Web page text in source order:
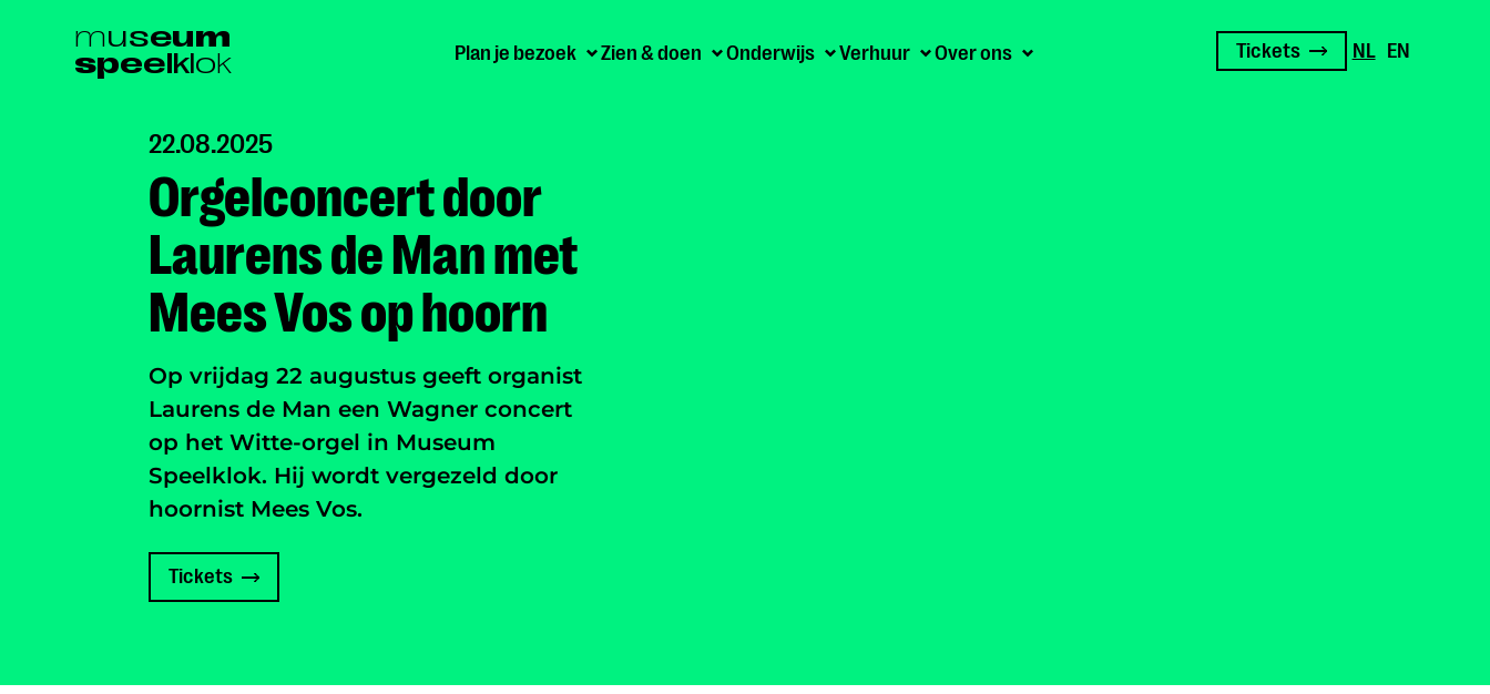
museum
speelklok Plan je bezoek Zien & doen Onderwijs Verhuur Over ons Tickets NL EN
22.08.2025
Orgelconcert door
Laurens de Man met
Mees Vos op hoorn
Op vrijdag 22 augustus geeft organist
Laurens de Man een Wagner concert
op het Witte-orgel in Museum
Speelklok. Hij wordt vergezeld door
hoornist Mees Vos.
Tickets